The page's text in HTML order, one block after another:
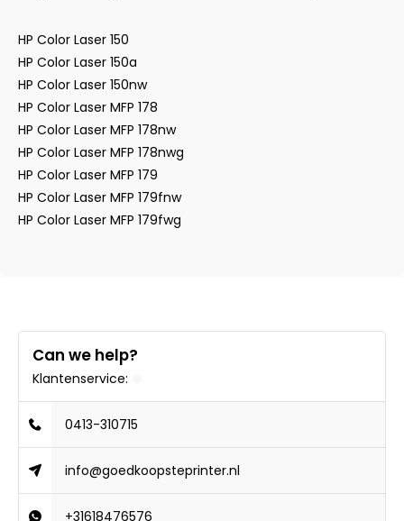
HP Color Laser 150
HP Color Laser 150a
HP Color Laser 150nw
HP Color Laser MFP 178
HP Color Laser MFP 178nw
HP Color Laser MFP 178nwg
HP Color Laser MFP 179
HP Color Laser MFP 179fnw
HP Color Laser MFP 179fwg
Can we help?
Klantenservice:
0413-310715
info@goedkoopsteprinter.nl
+31618476576